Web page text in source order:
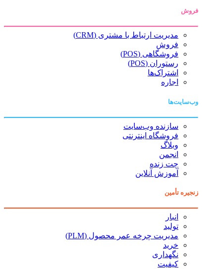
فروش
مدیریت ارتباط با مشتری (CRM)
فروش
فروشگاهی (POS)
رستوران (POS)
اشتراک‌ها
اجاره
وب‌سایت‌ها
سازنده وب‌سایت
فروشگاه اینترنتی
وبلاگ
انجمن
چت زنده
آموزش آنلاین
زنجیره تأمین
انبار
تولید
مدیریت چرخه عمر محصول (PLM)
خرید
نگهداری
کیفیت